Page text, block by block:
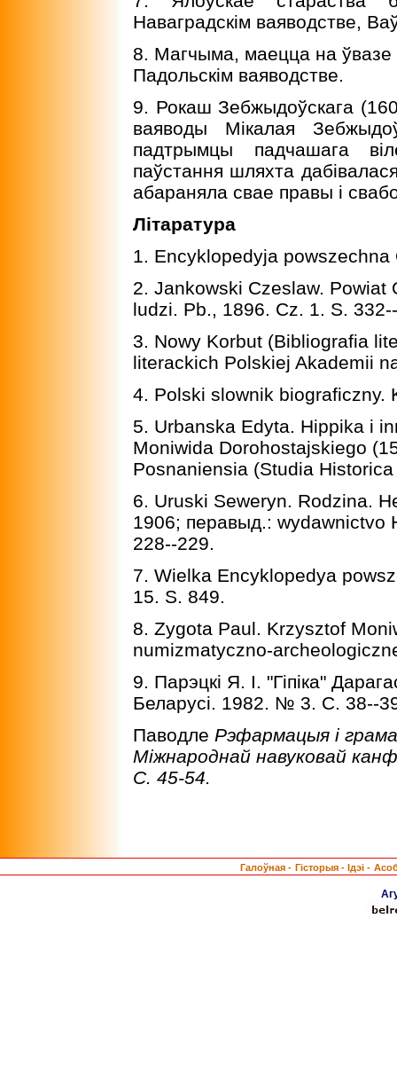
Наваградскiм ваяводстве,
8. Магчыма, маецца на
Падольскiм ваяводстве.
9. Рокаш Зебжыдоўскага
ваяводы Мiкалая
падтрымцы падчашага
паўстання шляхта
абараняла свае правы i
Лiтаратура
1. Encyklopedyja
2. Jankowski Czeslaw.
ludzi. Pb., 1896. Cz. 1. S.
3. Nowy Korbut (Bibliografia
literackich Polskiej Akademii
4. Polski slownik biograficzny.
5. Urbanska Edyta. Hippika i
Moniwida Dorohostajskiego
Posnaniensia (Studia
6. Uruski Seweryn. Rodzina.
1906; перавыд.: wydawnictvo
228--229.
7. Wielka Encyklopedya
15. S. 849.
8. Zygota Paul. Krzysztof
numizmatyczno-
9. Парэцкi Я. I. "Гiпiка"
Беларусi. 1982. № 3. С. 38--
Паводле Рэфармацыя і
Міжнароднай навуковай
С. 45-54.
Галоўная - Гісторыя - Ідэі -